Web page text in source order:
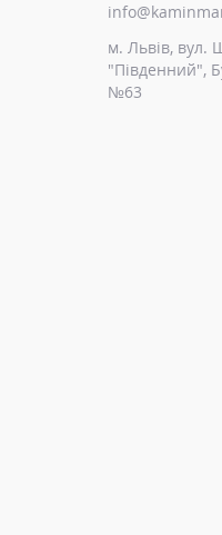
м. Львів, вул.
"Південний",
№63